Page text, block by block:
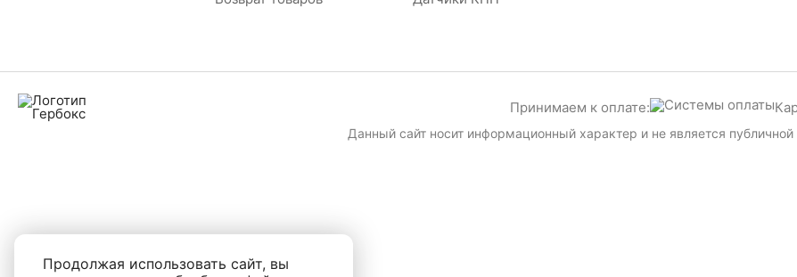
Принимаем к оплате:
Данный сайт носит информационный характер и не является публичной
Продолжая использовать сайт, вы